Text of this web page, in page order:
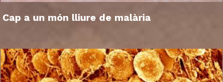
Cap a un món lliure de malària